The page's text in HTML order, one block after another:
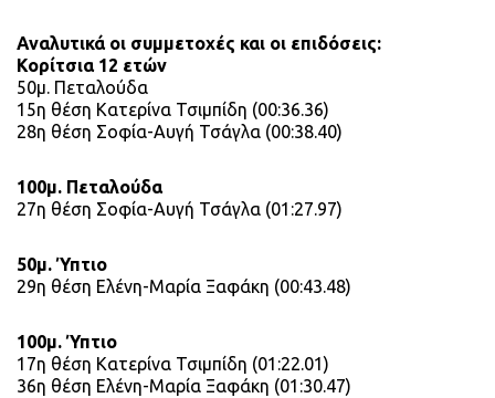
Αναλυτικά οι συμμετοχές και οι επιδόσεις:
Κορίτσια 12 ετών
50μ. Πεταλούδα
15η θέση Κατερίνα Τσιμπίδη (00:36.36)
28η θέση Σοφία-Αυγή Τσάγλα (00:38.40)
100μ. Πεταλούδα
27η θέση Σοφία-Αυγή Τσάγλα (01:27.97)
50μ. Ύπτιο
29η θέση Ελένη-Μαρία Ξαφάκη (00:43.48)
100μ. Ύπτιο
17η θέση Κατερίνα Τσιμπίδη (01:22.01)
36η θέση Ελένη-Μαρία Ξαφάκη (01:30.47)